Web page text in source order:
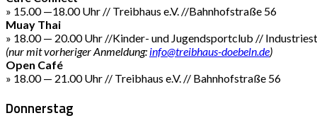
» 15.00 —18.00 Uhr // Treibhaus e.V. //Bahnhofstraße 56
Muay Thai
» 18.00 — 20.00 Uhr //Kinder- und Jugendsportclub //
(nur mit vorheriger Anmeldung: info@treibhaus-doebeln.de)
Open Café
» 18.00 — 21.00 Uhr // Treibhaus e.V. // Bahnhofstraße 56
Donnerstag